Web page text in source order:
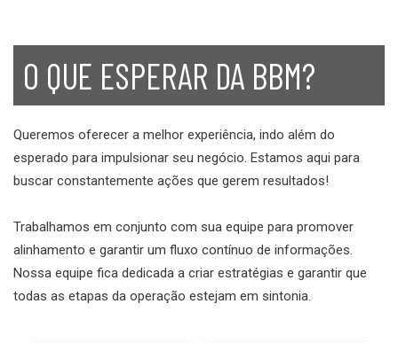
O QUE ESPERAR DA BBM?
Queremos oferecer a melhor experiência, indo além do
esperado para impulsionar seu negócio. Estamos aqui para
buscar constantemente ações que gerem resultados!
Trabalhamos em conjunto com sua equipe para promover
alinhamento e garantir um fluxo contínuo de informações.
Nossa equipe fica dedicada a criar estratégias e garantir que
todas as etapas da operação estejam em sintonia.